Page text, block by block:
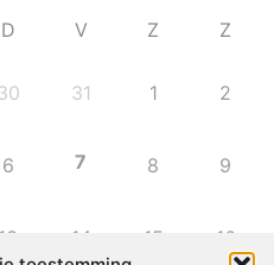
D V Z Z
31 1 2
6 7 8 9
13 14 15 16